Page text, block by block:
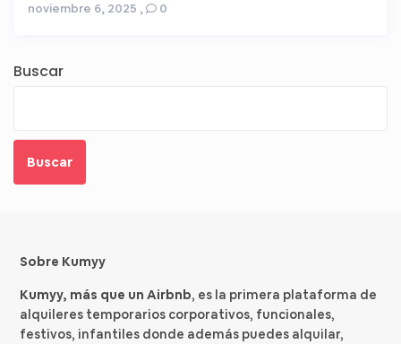
noviembre 6, 2025 , 0
Buscar
Buscar
Sobre Kumyy
Kumyy, más que un Airbnb, es la primera plataforma de
alquileres temporarios corporativos, funcionales,
festivos, infantiles donde además puedes alquilar,